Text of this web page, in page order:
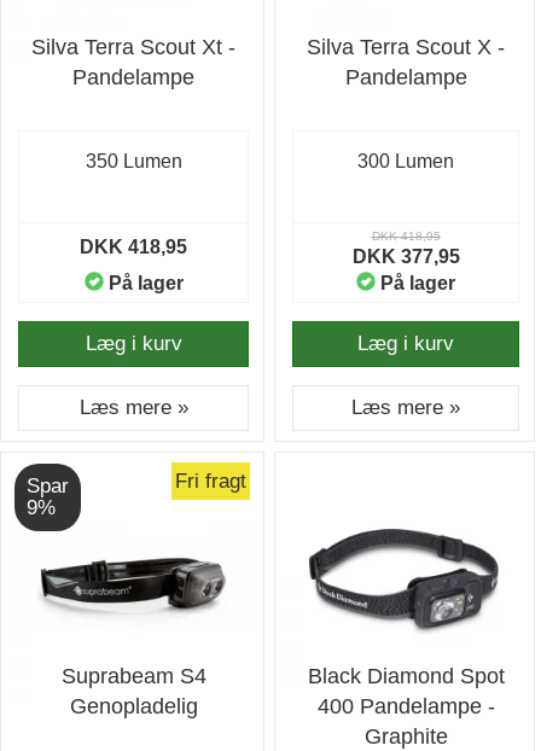
Silva Terra Scout Xt -
Pandelampe
350 Lumen
DKK 418,95
På lager
Læg i kurv
Læs mere »
Silva Terra Scout X -
Pandelampe
300 Lumen
DKK 418,95
DKK 377,95
På lager
Læg i kurv
Læs mere »
Spar
9%
Fri fragt
Suprabeam S4
Genopladelig
Black Diamond Spot
400 Pandelampe -
Graphite